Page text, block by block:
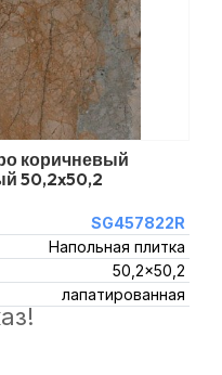
коричневый
50,2x50,2
SG457822R
Напольная плитка
50,2x50,2
лапатированная